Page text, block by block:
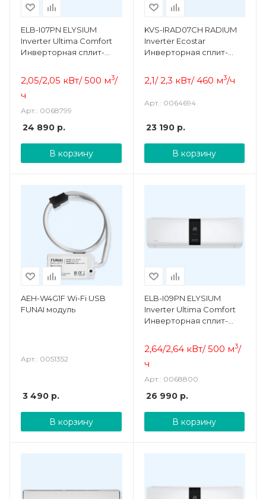
ELB-I07PN ELYSIUM
Inverter Ultima Comfort
Инверторная сплит-
2,05/2,05 кВт/ 500 м3/
ч
Арт.: 0068799
24 890 р.
В корзину
KVS-IRAD07CH RADIUM
Inverter Ecostar
Инверторная сплит-
2,1/ 2,3 кВт/ 460 м3/ч
Арт.: 0064694
23 190р.
В корзину
AEH-W4G1F Wi-Fi USB
FUNAI модуль
Арт.: 0051352
3 490 р.
В корзину
ELB-I09PN ELYSIUM
Inverter Ultima Comfort
Инверторная сплит-
2,64/2,64 кВт/ 500 м3/
ч
Арт.: 0068800
26 990р.
В корзину